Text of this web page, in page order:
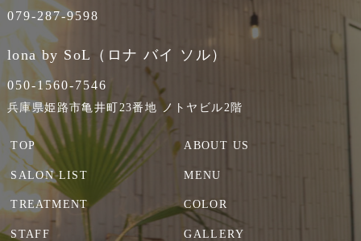
079-287-9598
lona by SoL（ロナ バイ ソル）
050-1560-7546
兵庫県姫路市亀井町23番地 ノトヤビル2階
TOP ABOUT US
SALON LIST MENU
TREATMENT COLOR
STAFF GALLERY